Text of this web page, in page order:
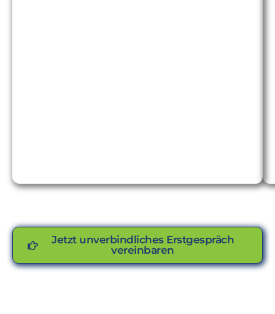
Jetzt unverbindliches Erstgespräch
vereinbaren